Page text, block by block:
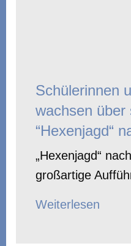
Schülerinnen
wachsen über
“Hexenjagd“
„Hexenjagd“
großartige
Weiterlesen